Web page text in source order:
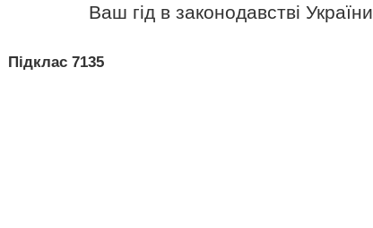
Ваш гід в законодавстві України
Підклас 7135